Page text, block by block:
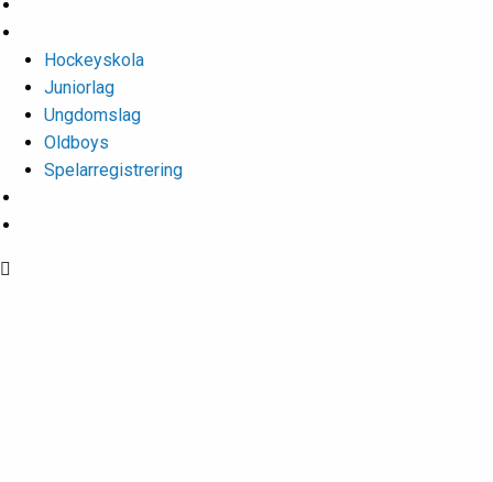
Hockeyskola
Juniorlag
Ungdomslag
Oldboys
Spelarregistrering